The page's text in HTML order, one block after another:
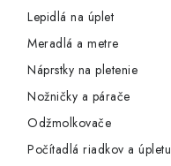
Lepidlá na úplet
Meradlá a metre
Náprstky na pletenie
Nožničky a párače
Odžmolkovače
Počítadlá riadkov a úpletu